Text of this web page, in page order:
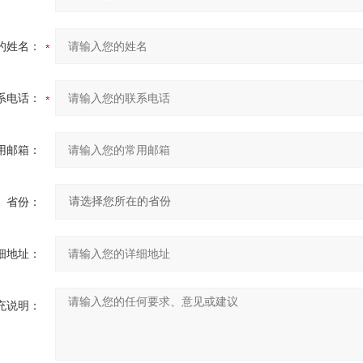
姓名：
电话：
邮箱：
省份：
地址：
说明：